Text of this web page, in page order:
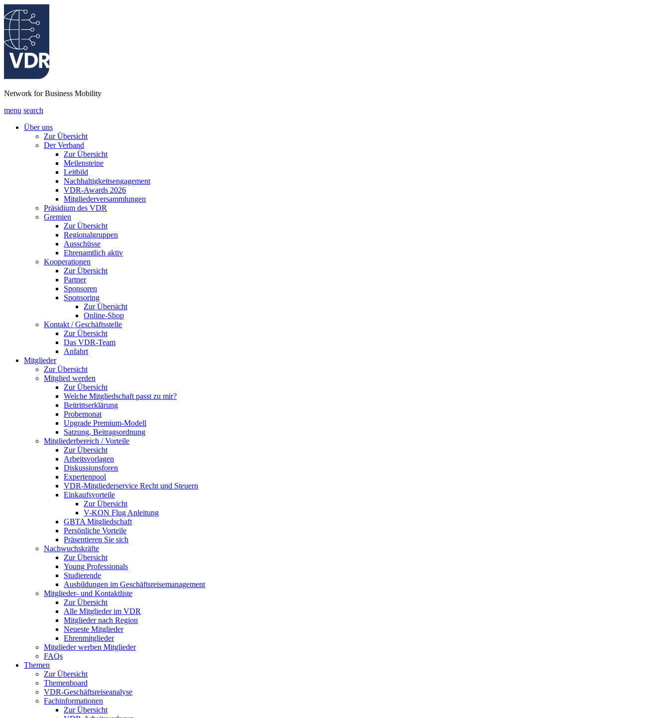
Network for Business Mobility
menu search
Über uns
Zur Übersicht
Der Verband
Zur Übersicht
Meilensteine
Leitbild
Nachhaltigkeitsengagement
VDR-Awards 2026
Mitgliederversammlungen
Präsidium des VDR
Gremien
Zur Übersicht
Regionalgruppen
Ausschüsse
Ehrenamtlich aktiv
Kooperationen
Zur Übersicht
Partner
Sponsoren
Sponsoring
Zur Übersicht
Online-Shop
Kontakt / Geschäftsstelle
Zur Übersicht
Das VDR-Team
Anfahrt
Mitglieder
Zur Übersicht
Mitglied werden
Zur Übersicht
Welche Mitgliedschaft passt zu mir?
Beitrittserklärung
Probemonat
Upgrade Premium-Modell
Satzung, Beitragsordnung
Mitgliederbereich / Vorteile
Zur Übersicht
Arbeitsvorlagen
Diskussionsforen
Expertenpool
VDR-Mitgliederservice Recht und Steuern
Einkaufsvorteile
Zur Übersicht
V-KON Flug Anleitung
GBTA Mitgliedschaft
Persönliche Vorteile
Präsentieren Sie sich
Nachwuchskräfte
Zur Übersicht
Young Professionals
Studierende
Ausbildungen im Geschäftsreisemanagement
Mitglieder- und Kontaktliste
Zur Übersicht
Alle Mitglieder im VDR
Mitglieder nach Region
Neueste Mitglieder
Ehrenmitglieder
Mitglieder werben Mitglieder
FAQs
Themen
Zur Übersicht
Themenboard
VDR-Geschäftsreiseanalyse
Fachinformationen
Zur Übersicht